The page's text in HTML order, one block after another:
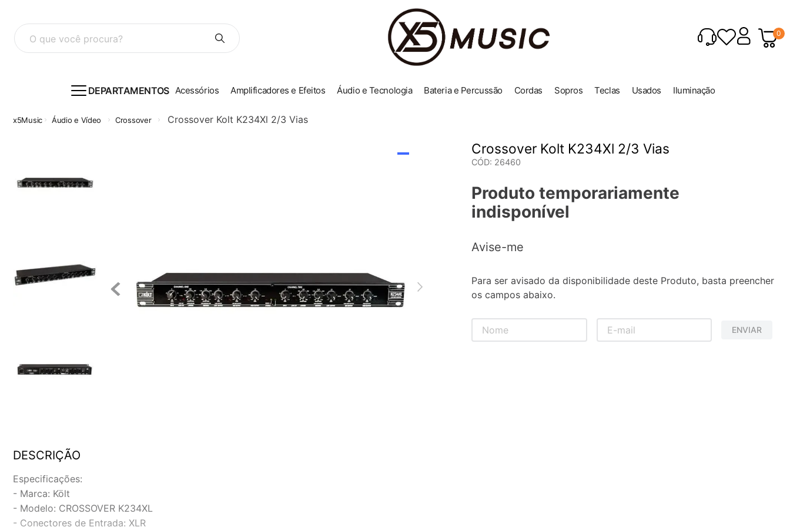
O que você procura? 0
DEPARTAMENTOS Acessórios Amplificadores e Efeitos Áudio e Tecnologia Bateria e Percussão Cordas Sopros Teclas Usados Iluminação
Áudio e Vídeo Crossover Crossover Kolt K234Xl 2/3 Vias
Crossover Kolt K234Xl 2/3 Vias
CÓD: 26460
Produto temporariamente
indisponível
Avise-me
Para ser avisado da disponibilidade deste Produto, basta preencher
os campos abaixo.
ENVIAR
DESCRIÇÃO
Especificações:
- Marca: Költ
- Modelo: CROSSOVER K234XL
- Conectores de Entrada: XLR